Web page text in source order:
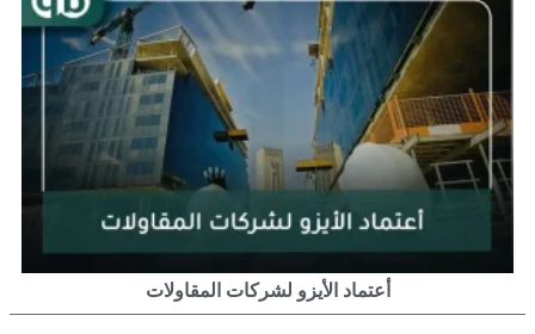
أعتماد الأيزو لشركات المقاولات